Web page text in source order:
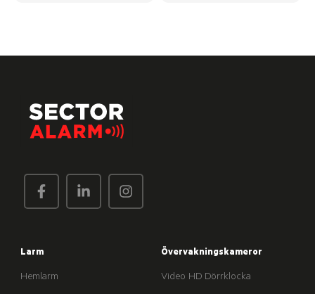
Larm
Hemlarm
Övervakningskameror
Video HD Dörrklocka